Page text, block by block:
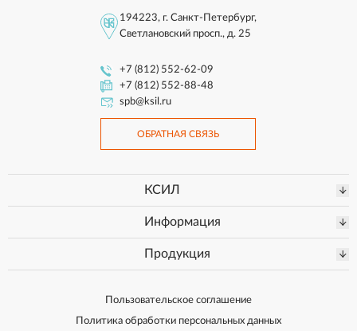
194223, г. Санкт-Петербург,
Светлановский просп., д. 25
+7 (812) 552-62-09
+7 (812) 552-88-48
spb@ksil.ru
ОБРАТНАЯ СВЯЗЬ
КСИЛ
Информация
Продукция
Пользовательское соглашение
Политика обработки персональных данных